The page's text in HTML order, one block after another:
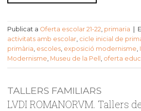
Publicat a Oferta escolar 21-22, primaria
activitats amb escolar, cicle inicial de
primària, escoles, exposició modernisme,
Modernisme, Museu de la Pell , oferta
TALLERS FAMILIARS
LVDI ROMANORVM. Tallers